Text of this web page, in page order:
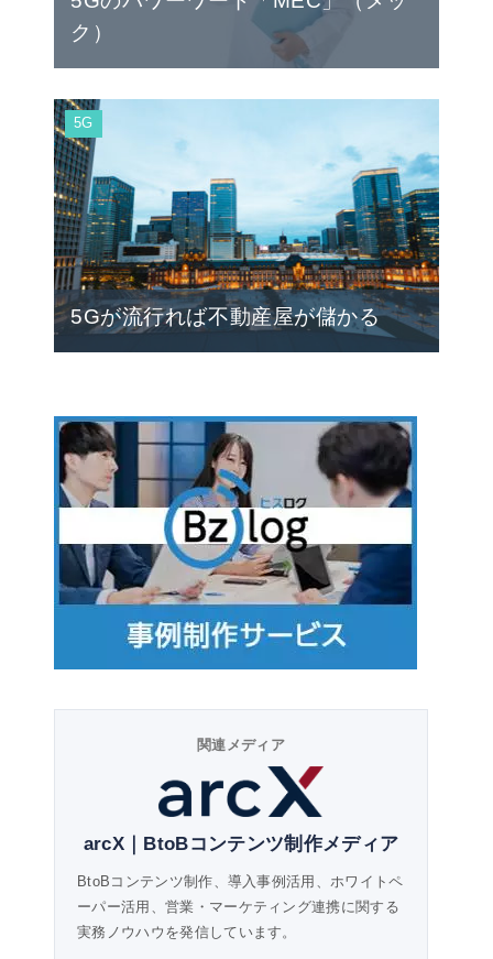
ク）
5G
5Gが流行れば不動産屋が儲かる
関連メディア
arcX｜BtoBコンテンツ制作メディア
BtoBコンテンツ制作、導入事例活用、ホワイトペ
ーパー活用、営業・マーケティング連携に関する
実務ノウハウを発信しています。